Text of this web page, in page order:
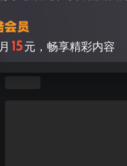
15元，畅享精彩内容